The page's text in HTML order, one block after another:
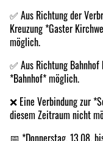
✅ Aus Richtung der
Kreuzung *Gaster
möglich.
✅ Aus Richtung
*Bahnhof* möglich.
❌ Eine Verbindung zur
diesem Zeitraum nicht
📅 *Donnerstag, 13.08.